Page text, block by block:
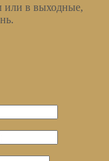
или в выходные,